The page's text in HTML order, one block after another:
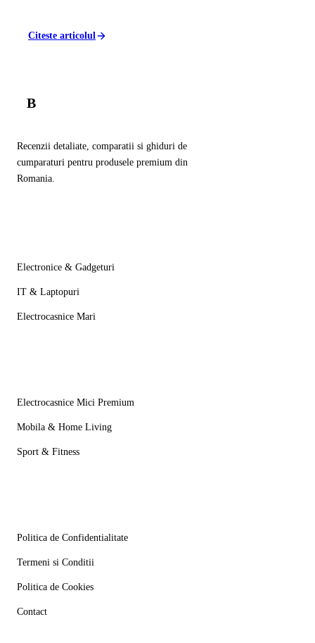
Citeste articolul
B
Recenzii detaliate, comparatii si ghiduri de
cumparaturi pentru produsele premium din
Romania.
Electronice & Gadgeturi
IT & Laptopuri
Electrocasnice Mari
Electrocasnice Mici Premium
Mobila & Home Living
Sport & Fitness
Politica de Confidentialitate
Termeni si Conditii
Politica de Cookies
Contact